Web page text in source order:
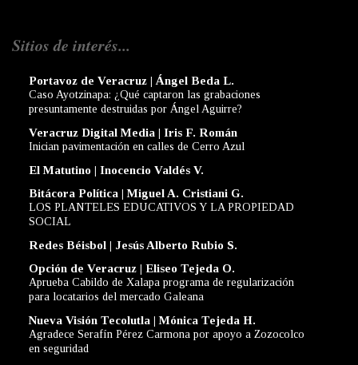
Sitios de interés...
Portavoz de Veracruz | Ángel Beda L.
Caso Ayotzinapa: ¿Qué captaron las grabaciones
presuntamente destruidas por Ángel Aguirre?
Veracruz Digital Media | Iris F. Román
Inician pavimentación en calles de Cerro Azul
El Matutino | Inocencio Valdés V.
Bitácora Política | Miguel A. Cristiani G.
LOS PLANTELES EDUCATIVOS Y LA PROPIEDAD
SOCIAL
Redes Béisbol | Jesús Alberto Rubio S.
Opción de Veracruz | Eliseo Tejeda O.
Aprueba Cabildo de Xalapa programa de regularización
para locatarios del mercado Galeana
Nueva Visión Tecolutla | Mónica Tejeda H.
Agradece Serafín Pérez Carmona por apoyo a Zozocolco
en seguridad